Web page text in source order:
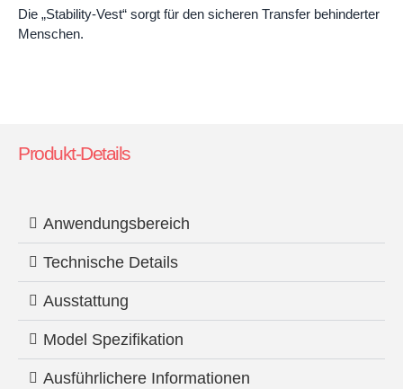
Die „Stability-Vest“ sorgt für den sicheren Transfer behinderter
Menschen.
Produkt-Details
Anwendungsbereich
Technische Details
Ausstattung
Model Spezifikation
Ausführlichere Informationen